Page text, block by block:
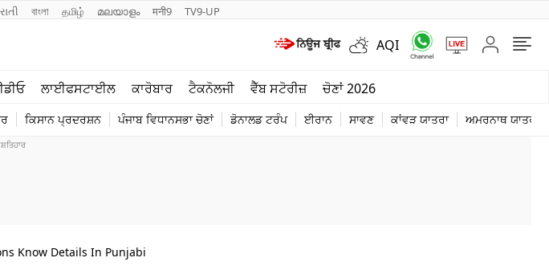
বাংলা தமிழ் മലയാളം मनी9 TV9-UP
AQI
ਲਾਈਫਸਟਾਈਲ ਕਾਰੋਬਾਰ ਟੈਕਨੋਲਜੀ ਵੈੱਬ ਸਟੋਰੀਜ਼ ਚੋਣਾਂ 2026
ਕਿਸਾਨ ਪ੍ਰਦਰਸ਼ਨ ਪੰਜਾਬ ਵਿਧਾਨਸਭਾ ਚੋਣਾਂ ਡੋਨਾਲਡ ਟਰੰਪ ਈਰਾਨ ਸਾਵਣ ਕਾਂਵੜ ਯਾਤਰਾ ਅਮਰਨਾਥ ਯਾਤਰਾ
ਟੈਕਨੋਲਜੀ
ਦੁਨੀਆ
Know Details In Punjabi